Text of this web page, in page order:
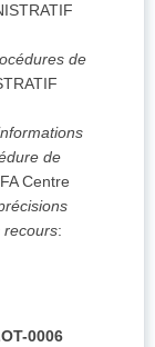
de
de
Centre
recours:
0006